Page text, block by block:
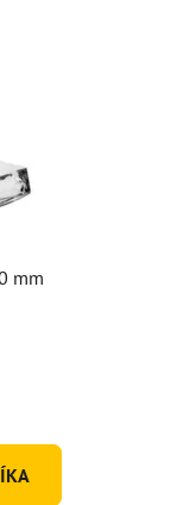
mm